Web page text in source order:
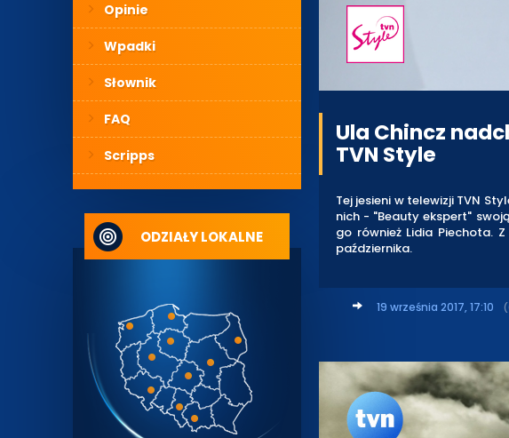
Opinie
Wpadki
Słownik
FAQ
Scripps
ODZIAŁY LOKALNE
Ula Chincz
TVN Style
Tej jesieni w telewizji TVN
nich - "Beauty ekspert"
go również Lidia Piechota.
października.
19 września 2017, 17:10